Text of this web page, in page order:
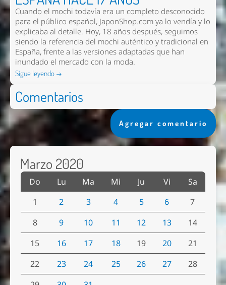
Cuando el mochi todavía era un completo desconocido
para el público español, JaponShop.com ya lo vendía y lo
explicaba al detalle. Hoy, 18 años después, seguimos
siendo la referencia del mochi auténtico y tradicional en
España, frente a las versiones adaptadas que han
inundado el mercado con la moda.
Sigue leyendo →
Comentarios
Agregar comentario
Marzo 2020
Do Lu Ma Mi Ju Vi
Sa
1
2 3 4 5 6
7
8
9 10 11 12 13
14
15
16 17 18 19 20
21
22
23 24 25 26 27
28